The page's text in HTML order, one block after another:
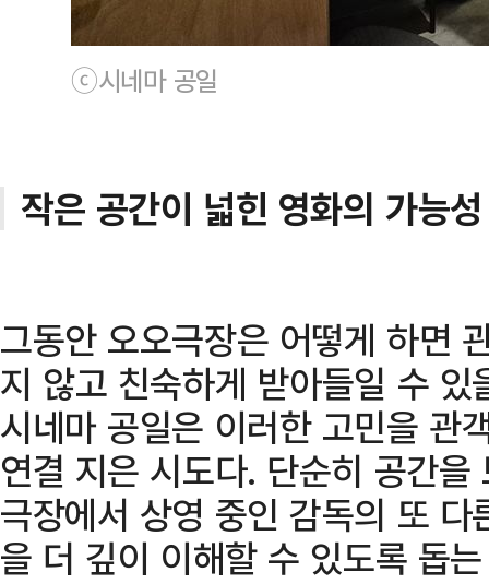
ⓒ시네마 공일
작은 공간이 넓힌 영화의 가능성
그동안 오오극장은 어떻게 하면
지 않고 친숙하게 받아들일 수
시네마 공일은 이러한 고민을 관
연결 지은 시도다. 단순히 공간
극장에서 상영 중인 감독의 또
을 더 깊이 이해할 수 있도록 돕